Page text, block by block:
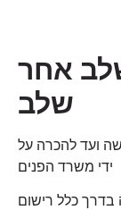
אחר
שלב
ועד להכרה על
ידי משרד הפנים
כלל רישום